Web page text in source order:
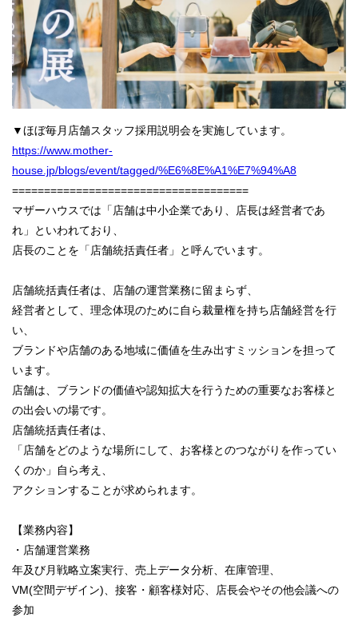
▼ほぼ毎月店舗スタッフ採用説明会を実施しています。
https://www.mother-
house.jp/blogs/event/tagged/%E6%8E%A1%E7%94%A8
=====================================
マザーハウスでは「店舗は中小企業であり、店長は経営者であ
れ」といわれており、
店長のことを「店舗統括責任者」と呼んでいます。
店舗統括責任者は、店舗の運営業務に留まらず、
経営者として、理念体現のために自ら裁量権を持ち店舗経営を行
い、
ブランドや店舗のある地域に価値を生み出すミッションを担って
います。
店舗は、ブランドの価値や認知拡大を行うための重要なお客様と
の出会いの場です。
店舗統括責任者は、
「店舗をどのような場所にして、お客様とのつながりを作ってい
くのか」自ら考え、
アクションすることが求められます。
【業務内容】
・店舗運営業務
年及び月戦略立案実行、売上データ分析、在庫管理、
VM(空間デザイン)、接客・顧客様対応、店長会やその他会議への
参加